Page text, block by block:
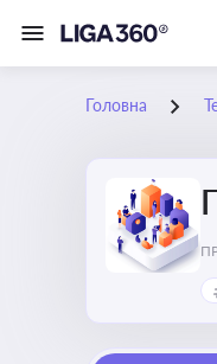
Головна